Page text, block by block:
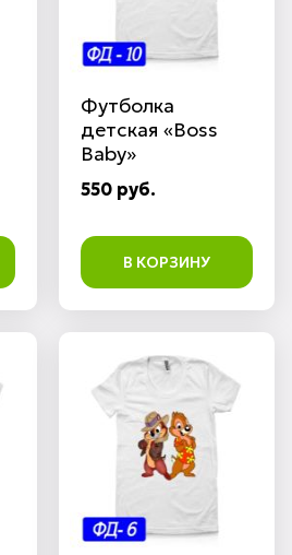
Футболка
детская «Boss
Baby»
550 руб.
В КОРЗИНУ